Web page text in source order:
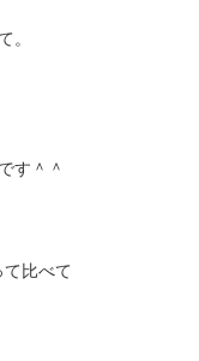
。
す＾＾
て比べて